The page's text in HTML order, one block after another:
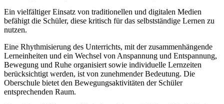
Ein vielfältiger Einsatz von traditionellen und digitalen Medien
befähigt die Schüler, diese kritisch für das selbstständige Lernen zu
nutzen.
Eine Rhythmisierung des Unterrichts, mit der zusammenhängende
Lerneinheiten und ein Wechsel von Anspannung und Entspannung,
Bewegung und Ruhe organisiert sowie individuelle Lernzeiten
berücksichtigt werden, ist von zunehmender Bedeutung. Die
Oberschule bietet den Bewegungsaktivitäten der Schüler
entsprechenden Raum.